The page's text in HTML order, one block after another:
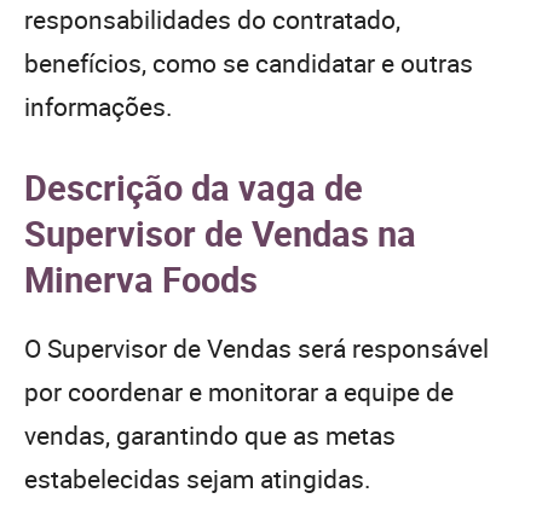
responsabilidades do contratado,
benefícios, como se candidatar e outras
informações.
Descrição da vaga de
Supervisor de Vendas na
Minerva Foods
O Supervisor de Vendas será responsável
por coordenar e monitorar a equipe de
vendas, garantindo que as metas
estabelecidas sejam atingidas.